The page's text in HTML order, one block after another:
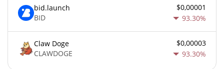
bid.launch
BID
$0,00001
93.30%
Claw Doge
CLAWDOGE
$0,00003
93.30%